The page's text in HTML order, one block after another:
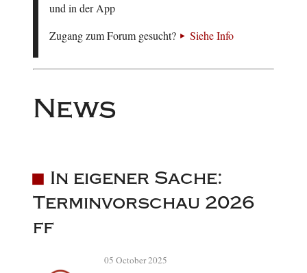
und in der App
Zugang zum Forum gesucht?
Siehe Info
News
In eigener Sache:
Terminvorschau 2026
ff
05 October 2025